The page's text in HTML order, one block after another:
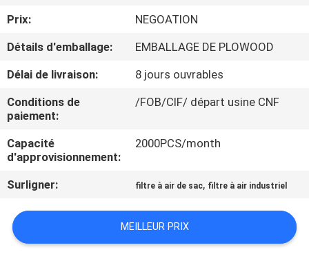
VISITE
DE
L'USINE
CONTRÔLE
DE
LA
QUALITÉ
NOUS
Prix:
NEGOATION
Détails d'emballage:
EMBALLAGE DE PLOWOOD
Délai de livraison:
8 jours ouvrables
Conditions de
paiement:
/FOB/CIF/ départ usine CNF
Capacité
d'approvisionnement:
2000PCS/month
Surligner: filtre à air de sac, filtre à air industriel
MEILLEUR PRIX